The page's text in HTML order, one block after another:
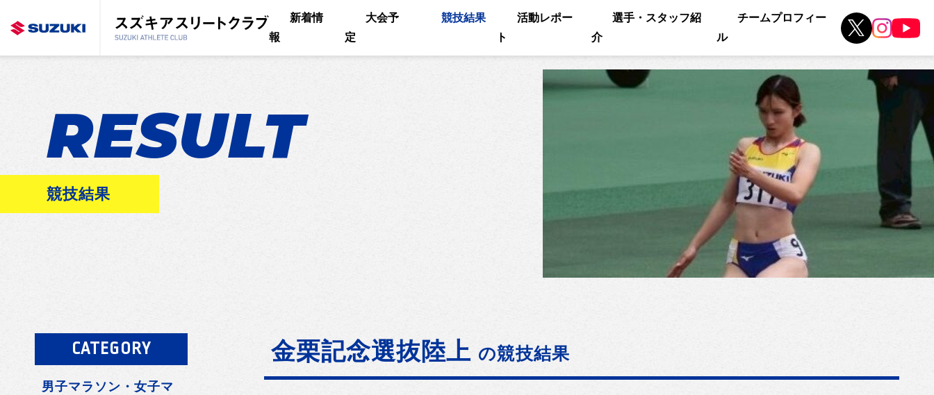
新着情
報
大会予
定
競技結果
活動レポー
ト
選手・スタッフ紹
介
チームプロフィー
ル
RESULT
競技結果
金栗記念選抜陸上 の競技結果
CATEGORY
男子マラソン・女子マ